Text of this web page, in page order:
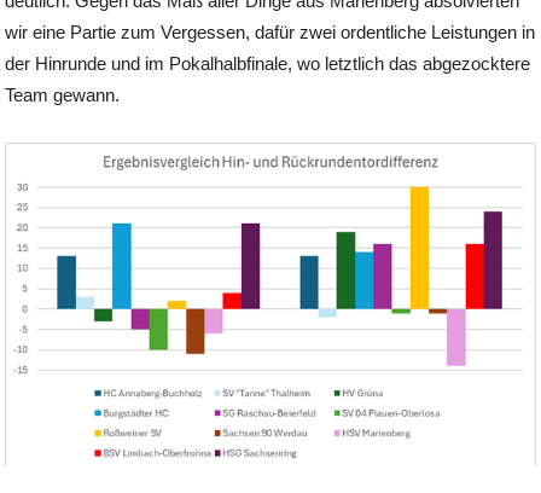
wir eine Partie zum Vergessen, dafür zwei ordentliche Leistungen in
der Hinrunde und im Pokalhalbfinale, wo letztlich das abgezocktere
Team gewann.